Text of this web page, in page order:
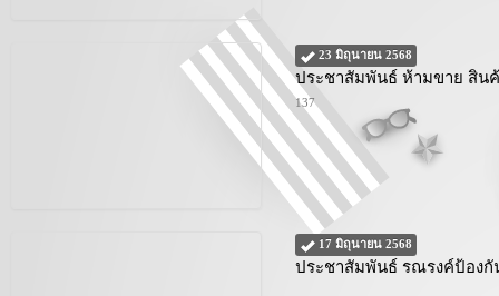
23 มิถุนายน 2568
ประชาสัมพันธ์ ห้ามขาย สิน
137
17 มิถุนายน 2568
ประชาสัมพันธ์ รณรงค์ป้องกั